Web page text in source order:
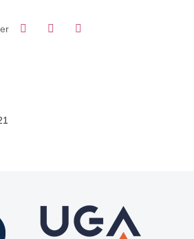
Partager sur Facebook
Partager sur LinkedIn